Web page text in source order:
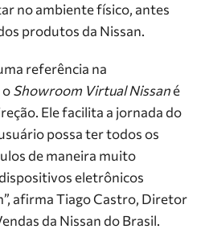
no ambiente físico, antes
produtos da Nissan.
referência na
Showroom Virtual Nissané
Ele facilita a jornada do
possa ter todos os
de maneira muito
eletrônicos
afirma Tiago Castro, Diretor
da Nissan do Brasil.